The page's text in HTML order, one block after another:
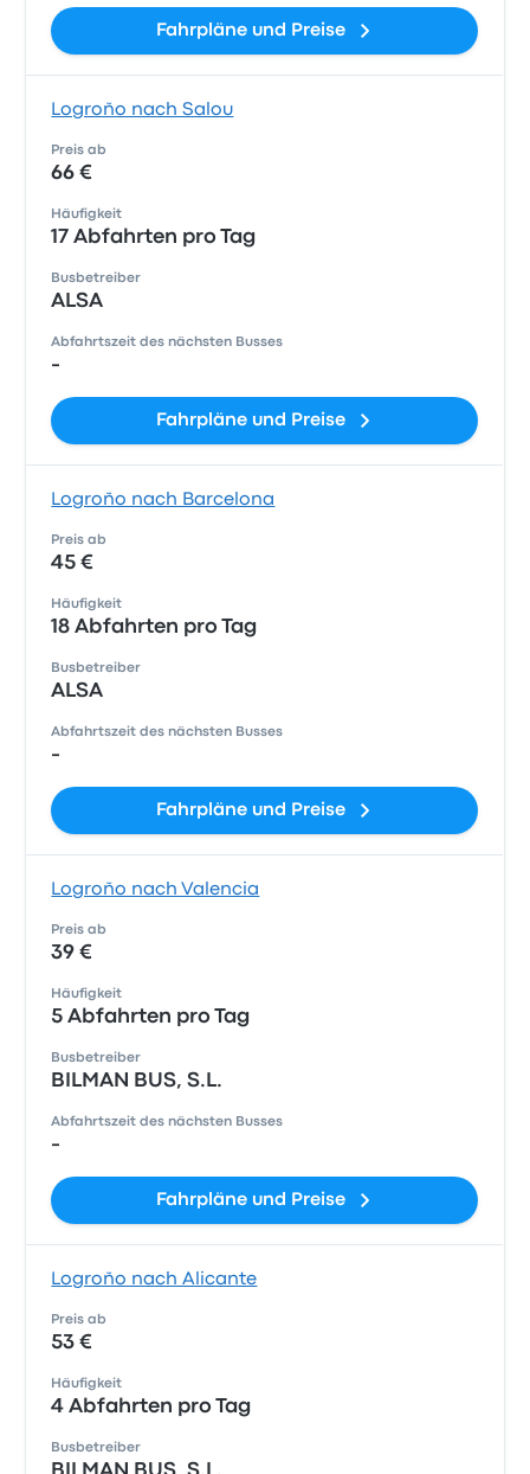
Fahrpläne und Preise
Logroño nach Salou
Preis ab
66 €
Häufigkeit
17 Abfahrten pro Tag
Busbetreiber
ALSA
Abfahrtszeit des nächsten Busses
-
Fahrpläne und Preise
Logroño nach Barcelona
Preis ab
45 €
Häufigkeit
18 Abfahrten pro Tag
Busbetreiber
ALSA
Abfahrtszeit des nächsten Busses
-
Fahrpläne und Preise
Logroño nach Valencia
Preis ab
39 €
Häufigkeit
5 Abfahrten pro Tag
Busbetreiber
BILMAN BUS, S.L.
Abfahrtszeit des nächsten Busses
-
Fahrpläne und Preise
Logroño nach Alicante
Preis ab
53 €
Häufigkeit
4 Abfahrten pro Tag
Busbetreiber